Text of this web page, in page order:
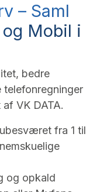
– Saml
Mobil i
bedre
telefonregninger
VK DATA.
fra 1 til
og opkald